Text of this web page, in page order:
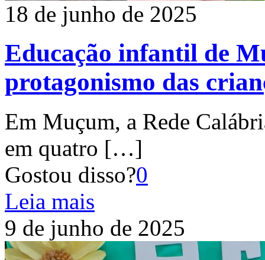
18 de junho de 2025
Educação infantil de
protagonismo das
Em Muçum, a Rede
em quatro […]
Gostou disso?0
Leia mais
9 de junho de 2025